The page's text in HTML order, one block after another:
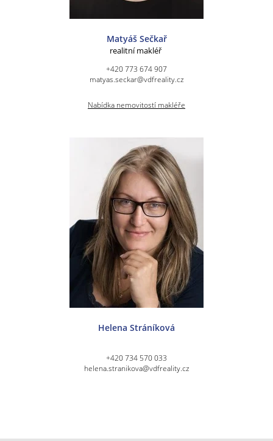
Matyáš Sečkař
realitní makléř
+420 773 674 907
matyas.seckar@vdfreality.cz
Nabídka nemovitostí makléře
Helena Stráníková
+420 734 570 033
helena.stranikova@vdfreality.cz